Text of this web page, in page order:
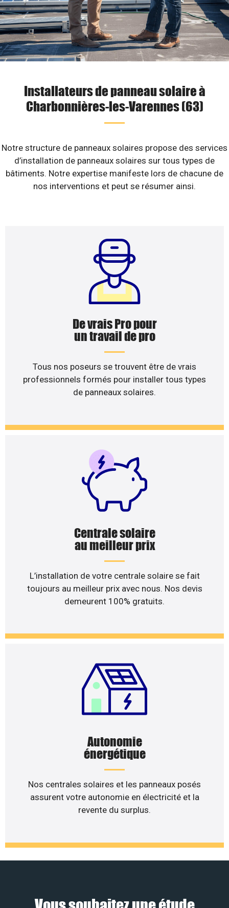
Installateurs de panneau solaire à
Charbonnières-les-Varennes (63)
Notre structure de panneaux solaires propose des services
d’installation de panneaux solaires sur tous types de
bâtiments. Notre expertise manifeste lors de chacune de
nos interventions et peut se résumer ainsi.
De vrais Pro pour
un travail de pro
Tous nos poseurs se trouvent être de vrais
professionnels formés pour installer tous types
de panneaux solaires.
Centrale solaire
au meilleur prix
L’installation de votre centrale solaire se fait
toujours au meilleur prix avec nous. Nos devis
demeurent 100% gratuits.
Autonomie
énergétique
Nos centrales solaires et les panneaux posés
assurent votre autonomie en électricité et la
revente du surplus.